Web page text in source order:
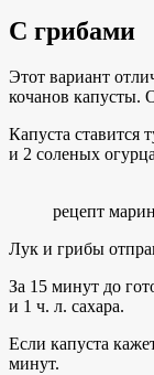
С грибами
Этот вариант
кочанов капусты.
Капуста ставится
и 2 соленых
рецепт
Лук и грибы
За 15 минут до
и 1 ч. л. сахара.
Если капуста
минут.